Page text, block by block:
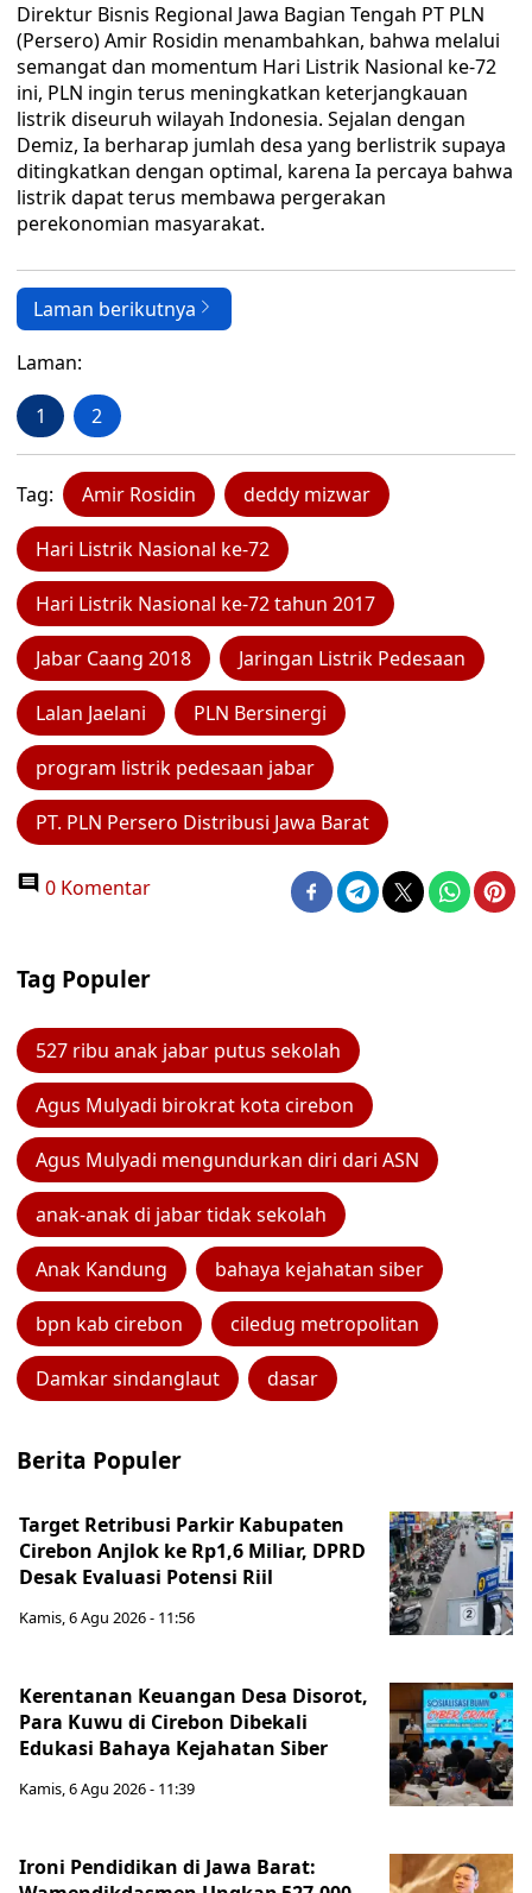
Direktur Bisnis Regional Jawa Bagian Tengah PT PLN
(Persero) Amir Rosidin menambahkan, bahwa melalui
semangat dan momentum Hari Listrik Nasional ke-72
ini, PLN ingin terus meningkatkan keterjangkauan
listrik diseuruh wilayah Indonesia. Sejalan dengan
Demiz, Ia berharap jumlah desa yang berlistrik supaya
ditingkatkan dengan optimal, karena Ia percaya bahwa
listrik dapat terus membawa pergerakan
perekonomian masyarakat.
Laman berikutnya
Laman:
1 2
Tag: Amir Rosidin deddy mizwar
Hari Listrik Nasional ke-72
Hari Listrik Nasional ke-72 tahun 2017
Jabar Caang 2018 Jaringan Listrik Pedesaan
Lalan Jaelani PLN Bersinergi
program listrik pedesaan jabar
PT. PLN Persero Distribusi Jawa Barat
0 Komentar
Tag Populer
527 ribu anak jabar putus sekolah
Agus Mulyadi birokrat kota cirebon
Agus Mulyadi mengundurkan diri dari ASN
anak-anak di jabar tidak sekolah
Anak Kandung bahaya kejahatan siber
bpn kab cirebon ciledug metropolitan
Damkar sindanglaut dasar
Berita Populer
Target Retribusi Parkir Kabupaten
Cirebon Anjlok ke Rp1,6 Miliar, DPRD
Desak Evaluasi Potensi Riil
Kamis, 6 Agu 2026 - 11:56
Kerentanan Keuangan Desa Disorot,
Para Kuwu di Cirebon Dibekali
Edukasi Bahaya Kejahatan Siber
Kamis, 6 Agu 2026 - 11:39
Ironi Pendidikan di Jawa Barat: